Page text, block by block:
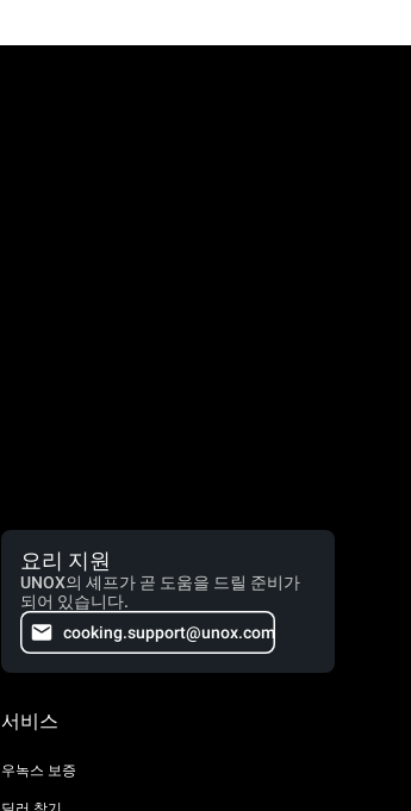
요리 지원
UNOX의 셰프가 곧 도움을 드릴 준비가
되어 있습니다.
cooking.support@unox.com
서비스
우녹스 보증